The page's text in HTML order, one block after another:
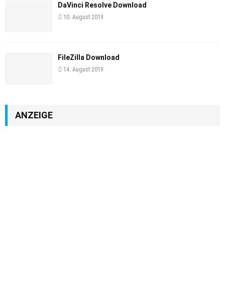
DaVinci Resolve Download
10. August 2019
FileZilla Download
14. August 2019
ANZEIGE